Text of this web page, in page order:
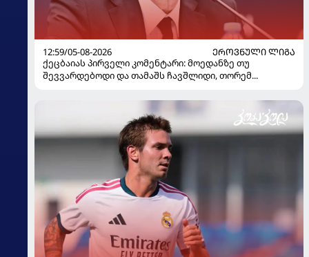
12:59/05-08-2026
ᲔᲠᲝᲕᲜᲣᲚᲘ ᲚᲘᲒᲐ
ქეცბაიას პირველი კომენტარი: მოედანზე თუ
შევვარდებოდი და თამაშს ჩავშლიდი, თორემ...